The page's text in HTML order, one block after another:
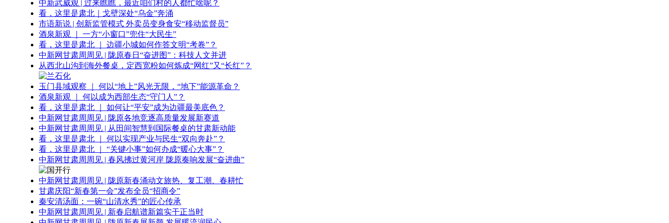
中新武威观 | 过来瞧瞧，最近咱们村的人都忙啥呢？
看，这里是肃北｜戈壁深处“乌金”奔涌
市语新说 | 创新监管模式 外卖员变身食安“移动监督员”
酒泉新观 ｜ 一方“小窗口”兜住“大民生”
看，这里是肃北 ｜ 边疆小城如何作答文明“考卷”？
中新网甘肃周周见 | 陇原春日“奋进图”：科技人文并进
从西北山沟到海外餐桌，定西宽粉如何炼成“网红”又“长红”？
玉门县域观察 ｜ 何以“地上”风光无限，“地下”能源革命？
酒泉新观 ｜ 何以成为西部生态“守门人”？
看，这里是肃北 ｜ 如何让“平安”成为边疆最美底色？
中新网甘肃周周见 | 陇原各地竞逐高质量发展新赛道
中新网甘肃周周见 | 从田间智慧到国际餐桌的甘肃新动能
看，这里是肃北 ｜ 何以实现产业与民生“双向奔赴”？
看，这里是肃北 ｜ “关键小事”如何办成“暖心大事”？
中新网甘肃周周见 | 春风拂过黄河岸 陇原奏响发展“奋进曲”
中新网甘肃周周见 | 陇原新春涌动文旅热、复工潮、春耕忙
甘肃庆阳“新春第一会”发布全员“招商令”
秦安清汤面：一碗“山清水秀”的匠心传承
中新网甘肃周周见 | 新春启航谱新篇实干正当时